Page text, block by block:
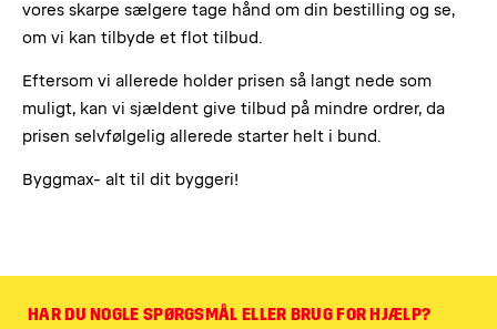
vores skarpe sælgere tage hånd om din bestilling og se,
om vi kan tilbyde et flot tilbud.
Eftersom vi allerede holder prisen så langt nede som
muligt, kan vi sjældent give tilbud på mindre ordrer, da
prisen selvfølgelig allerede starter helt i bund.
Byggmax- alt til dit byggeri!
HAR DU NOGLE SPØRGSMÅL ELLER BRUG FOR HJÆLP?